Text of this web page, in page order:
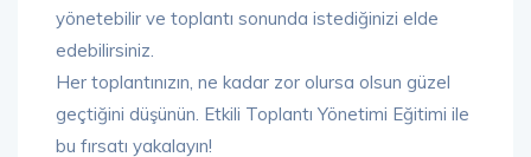
yönetebilir ve toplantı sonunda istediğinizi elde
edebilirsiniz.
Her toplantınızın, ne kadar zor olursa olsun güzel
geçtiğini düşünün. Etkili Toplantı Yönetimi Eğitimi ile
bu fırsatı yakalayın!